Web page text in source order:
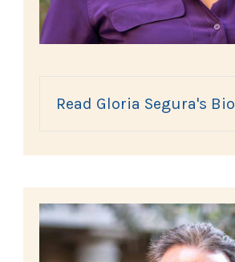
Read Gloria Segura's Bio